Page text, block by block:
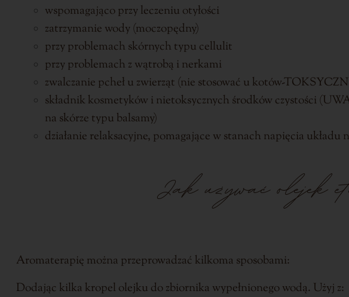
wspomagająco przy leczeniu otyłości
zatrzymanie wody (moczopędny)
przy problemach skórnych typu cellulit
przy problemach z wątrobą i nerkami
zwalczanie pcheł u zwierząt (nie stosować u kotów-
składnik kosmetyków i nietoksycznych środków czystości
na skórze typu balsamy)
działanie relaksacyjne, pomagające w stanach napięcia
Jak używać olejek
Aromaterapię można przeprowadzać kilkoma sposobami:
Dodając kilka kropel olejku do zbiornika wypełnionego wodą. Użyj z: